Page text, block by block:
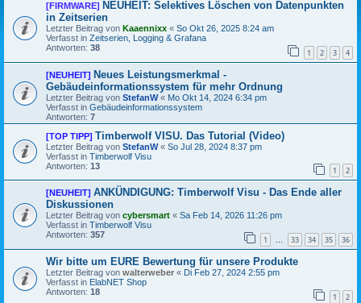
[FIRMWARE] NEUHEIT: Selektives Löschen von Datenpunkten
in Zeitserien
Letzter Beitrag von Kaaennixx « So Okt 26, 2025 8:24 am
Verfasst in Zeitserien, Logging & Grafana
Antworten: 38 1 2 3 4
[NEUHEIT] Neues Leistungsmerkmal -
Gebäudeinformationssystem für mehr Ordnung
Letzter Beitrag von StefanW« Mo Okt 14, 2024 6:34 pm
Verfasst in Gebäudeinformationssystem
Antworten: 7
[TOP TIPP] Timberwolf VISU. Das Tutorial (Video)
Letzter Beitrag von StefanW« So Jul 28, 2024 8:37 pm
Verfasst in Timberwolf Visu
Antworten: 13 1 2
[NEUHEIT] ANKÜNDIGUNG: Timberwolf Visu - Das Ende aller
Diskussionen
Letzter Beitrag von cybersmart « Sa Feb 14, 2026 11:26 pm
Verfasst in Timberwolf Visu
Antworten: 357 1 … 33 34 35 36
Wir bitte um EURE Bewertung für unsere Produkte
Letzter Beitrag von walterweber « Di Feb 27, 2024 2:55 pm
Verfasst in ElabNET Shop
Antworten: 18 1 2